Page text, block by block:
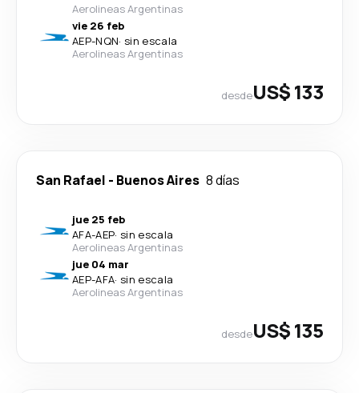
Aerolineas Argentinas
vie 26 feb
AEP-NQN· sin escala
Aerolineas Argentinas
desdeUS$ 133
San Rafael - Buenos Aires 8 días
jue 25 feb
AFA-AEP· sin escala
Aerolineas Argentinas
jue 04 mar
AEP-AFA· sin escala
Aerolineas Argentinas
desdeUS$ 135